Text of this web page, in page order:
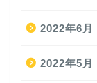
2022年6月
2022年5月